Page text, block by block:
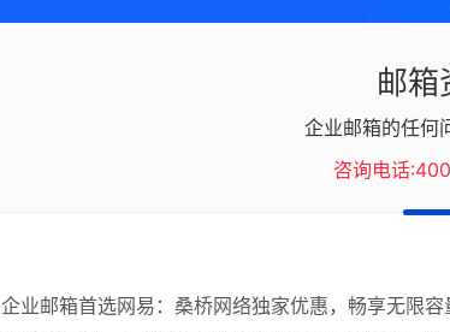
邮箱
企业邮箱的任何
咨询电话
企业邮箱首选网易：桑桥网络独家优惠，畅享无限容